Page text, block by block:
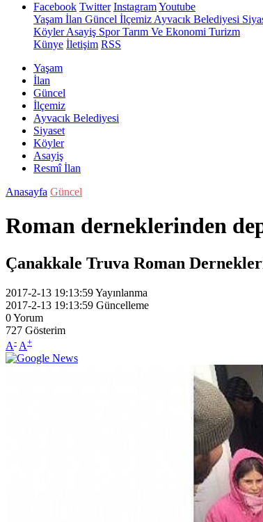
Facebook Twitter InstagramYoutube
Yaşam İlan Güncel İlçemiz Ayvacık Belediyesi
KöylerAsayiş SporTarım Ve Ekonomi Turizm
Künye İletişim RSS
Yaşam
İlan
Güncel
İlçemiz
Ayvacık Belediyesi
Siyaset
Köyler
Asayiş
Resmî İlan
Anasayfa Güncel
Roman derneklerinden
Çanakkale Truva Roman
2017-2-13 19:13:59Yayınlanma
2017-2-13 19:13:59 Güncelleme
0Yorum
727 Gösterim
A- A+